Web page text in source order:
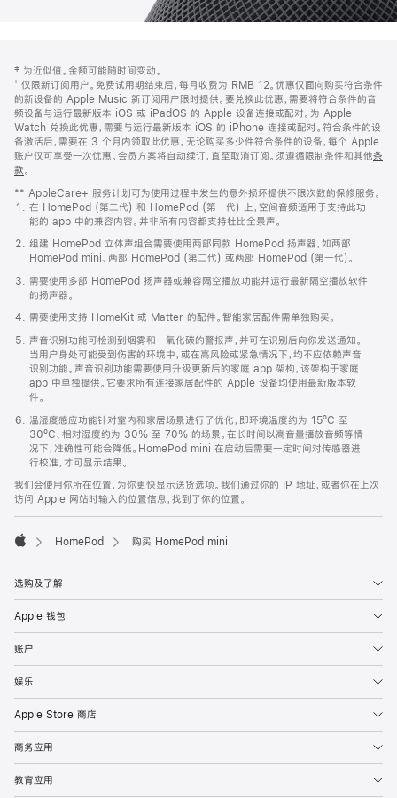
页
页
脚
注
‡ 为近似值。金额可能随时间变动。
⁺ 仅限新订阅用户。免费试用期结束后，每月收费为 RMB 12。优惠仅面向购买符合条件
的新设备的 Apple Music 新订阅用户限时提供。要兑换此优惠，需要将符合条件的音
频设备与运行最新版本 iOS 或 iPadOS 的 Apple 设备连接或配对。为 Apple
Watch 兑换此优惠，需要与运行最新版本 iOS 的 iPhone 连接或配对。符合条件的设
备激活后，需要在 3 个月内领取此优惠。无论购买多少件符合条件的设备，每个 Apple
账户仅可享受一次优惠。会员方案将自动续订，直至取消订阅。须遵循限制条件和其他条
款。
窗
口
中
打
开)
** AppleCare+ 服务计划可为使用过程中发生的意外损坏提供不限次数的保修服务。
在 HomePod (第二代) 和 HomePod (第一代) 上，空间音频适用于支持此功
能的 app 中的兼容内容。并非所有内容都支持杜比全景声。
组建 HomePod 立体声组合需要使用两部同款 HomePod 扬声器，如两部
HomePod mini、两部 HomePod (第二代) 或两部 HomePod (第一代)。
需要使用多部 HomePod 扬声器或兼容隔空播放功能并运行最新隔空播放软件
的扬声器。
需要使用支持 HomeKit 或 Matter 的配件。智能家居配件需单独购买。
声音识别功能可检测到烟雾和一氧化碳的警报声，并可在识别后向你发送通知。
当用户身处可能受到伤害的环境中，或在高风险或紧急情况下，均不应依赖声音
识别功能。声音识别功能需要使用升级更新后的家庭 app 架构，该架构于家庭
app 中单独提供。它要求所有连接家居配件的 Apple 设备均使用最新版本软
件。
温湿度感应功能针对室内和家居场景进行了优化，即环境温度约为 15ºC 至
30ºC、相对湿度约为 30% 至 70% 的场景。在长时间以高音量播放音频等情
况下，准确性可能会降低。HomePod mini 在启动后需要一定时间对传感器进
行校准，才可显示结果。
我们会使用你所在位置，为你更快显示送货选项。我们通过你的 IP 地址，或者你在上次
访问 Apple 网站时输入的位置信息，找到了你的位置。
HomePod 购买 HomePod mini
选购及了解
Apple 钱包
账户
娱乐
Apple Store 商店
商务应用
教育应用